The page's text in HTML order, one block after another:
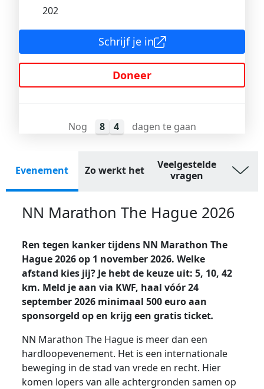
202
Schrijf je in
Doneer
Nog 8 4 dagen te gaan
Evenement Zo werkt het
Veelgestelde
vragen
NN Marathon The Hague 2026
Ren tegen kanker tijdens NN Marathon The
Hague 2026 op 1 november 2026. Welke
afstand kies jij? Je hebt de keuze uit: 5, 10, 42
km. Meld je aan via KWF, haal vóór 24
september 2026 minimaal 500 euro aan
sponsorgeld op en krijg een gratis ticket.
NN Marathon The Hague is meer dan een
hardloopevenement. Het is een internationale
beweging in de stad van vrede en recht. Hier
komen lopers van alle achtergronden samen op